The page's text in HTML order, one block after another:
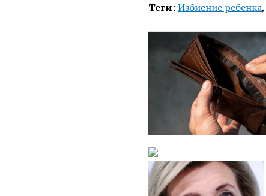
Теги:Избиение ребенка,